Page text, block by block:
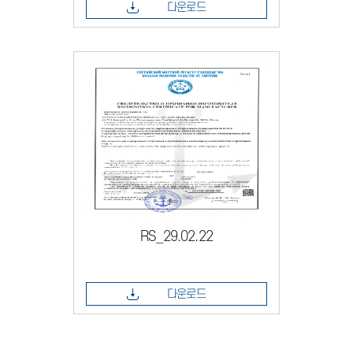
다운로드
RS_29.02.22
다운로드